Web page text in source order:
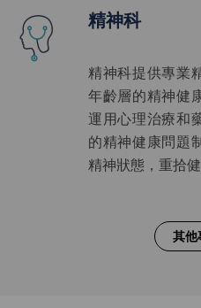
精神科
精神科提供專業
年齡層的精神健
運用心理治療和
的精神健康問題
精神狀態，重拾健
其他